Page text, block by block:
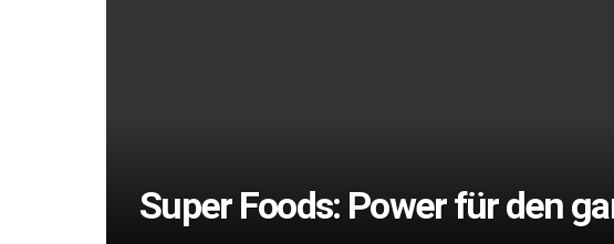
Super Foods: Power für den